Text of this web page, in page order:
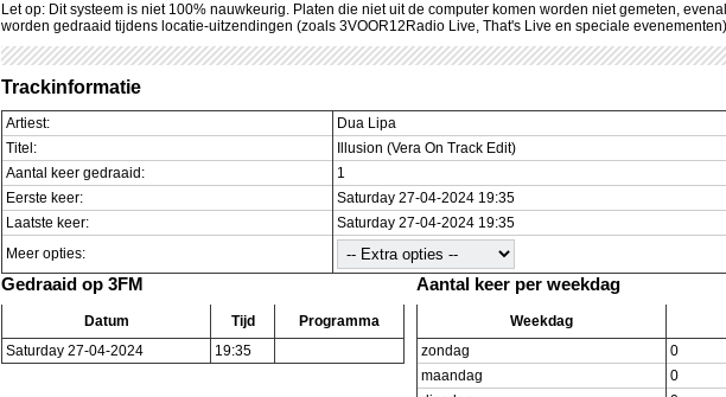
Let op: Dit systeem is niet 100% nauwkeurig. Platen die niet uit de computer komen worden niet gemeten,
worden gedraaid tijdens locatie-uitzendingen (zoals 3VOOR12Radio Live, That's Live en speciale
Trackinformatie
Artiest:
Dua Lipa
Titel:
Illusion (Vera On Track Edit)
Aantal keer gedraaid:
1
Eerste keer:
Saturday 27-04-2024 19:35
Laatste keer:
Saturday 27-04-2024 19:35
Meer opties:
Gedraaid op 3FM
Datum Tijd
Programma
Saturday 27-04-2024
19:35
Aantal keer per weekdag
Weekdag
zondag
0
maandag
0